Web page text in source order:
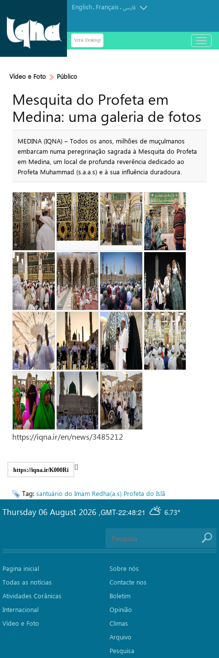
English. Français.فارسی
Versi Desktop
باز
و
Vídeo e Foto Público
Mesquita do Profeta em
Medina: uma galeria de fotos
MEDINA (IQNA) – Todos os anos, milhões de muçulmanos
embarcam numa peregrinação sagrada à Mesquita do Profeta
em Medina, um local de profunda reverência dedicado ao
Profeta Muhammad (s.a.a.s) e à sua influência duradoura.
https://iqna.ir/en/news/3485212
https://iqna.ir/K000Ri
Tag: santuário do Imam Redha(a.s) Profeta do Islã
GMT-22:48:21 6.73°
Thursday 06 August 2026 ,
Pagina inicial
Todas as notícias
Atividades Corânicas
Internacional
Vídeo e Foto
Sobre nós
Contacte nos
Boletim
Opinião
Climas
Arquivo
Pesquisa